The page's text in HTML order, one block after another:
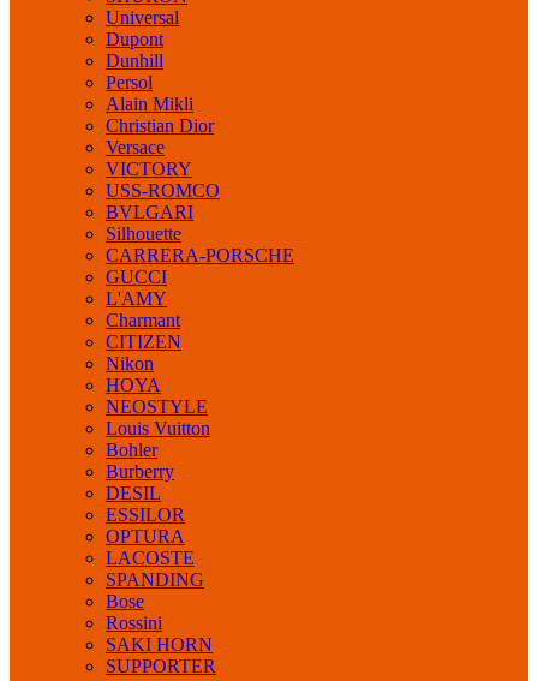
Universal
Dupont
Dunhill
Persol
Alain Mikli
Christian Dior
Versace
VICTORY
USS-ROMCO
BVLGARI
Silhouette
CARRERA-PORSCHE
GUCCI
L'AMY
Charmant
CITIZEN
Nikon
HOYA
NEOSTYLE
Louis Vuitton
Bohler
Burberry
DESIL
ESSILOR
OPTURA
LACOSTE
SPANDING
Bose
Rossini
SAKI HORN
SUPPORTER